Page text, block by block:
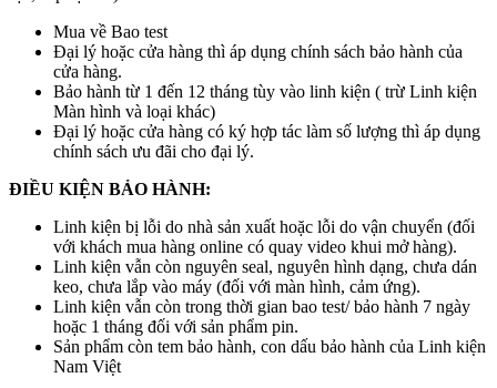
Mua về Bao test
Đại lý hoặc cửa hàng thì áp dụng chính sách bảo hành của
cửa hàng.
Bảo hành từ 1 đến 12 tháng tùy vào linh kiện ( trừ Linh kiện
Màn hình và loại khác)
Đại lý hoặc cửa hàng có ký hợp tác làm số lượng thì áp dụng
chính sách ưu đãi cho đại lý.
ĐIỀU KIỆN BẢO HÀNH:
Linh kiện bị lỗi do nhà sản xuất hoặc lỗi do vận chuyển (đối
với khách mua hàng online có quay video khui mở hàng).
Linh kiện vẫn còn nguyên seal, nguyên hình dạng, chưa dán
keo, chưa lắp vào máy (đối với màn hình, cảm ứng).
Linh kiện vẫn còn trong thời gian bao test/ bảo hành 7 ngày
hoặc 1 tháng đối với sản phẩm pin.
Sản phẩm còn tem bảo hành, con dấu bảo hành của Linh kiện
Nam Việt